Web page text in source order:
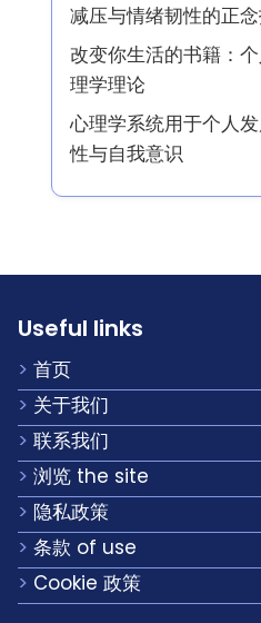
减压与情绪韧性的正
改变你生活的书籍：
理学理论
心理学系统用于个人
性与自我意识
Useful links
首页
关于我们
联系我们
浏览 the site
隐私政策
条款 of use
Cookie 政策